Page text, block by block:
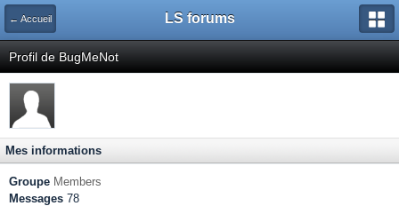
← Accueil LS forums
Profil de BugMeNot
Mes informations
Groupe Members
Messages 78